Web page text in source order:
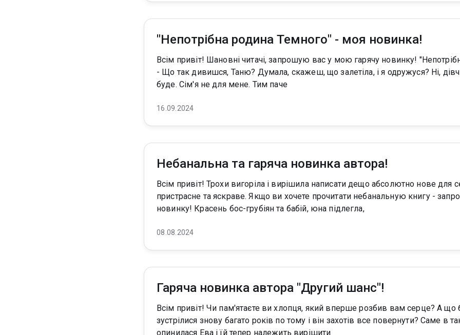
"Непотрібна родина Темного" - моя новинка!
Всім привіт! Шановні читачі, запрошую вас у мою гарячу новинку! "Непотрібна родина Темного"
- Що так дивишся, Таню? Думала, скажеш, що залетіла, і я одружуся? Ні,
буде. Сім'я не для мене. Тим паче
16.09.2024
Небанальна та гаряча новинка автора!
Всім привіт! Трохи вигоріла і вирішила написати дещо абсолютно нове для себе! Нове,
пристрасне та яскраве. Якщо ви хочете прочитати небанальную книгу - запрошую в мою
новинку! Красень бос-грубіян та бабій, юна підлегла,
08.08.2024
Гаряча новинка автора "Другий шанс"!
Всім привіт! Чи пам'ятаєте ви хлопця, який вперше розбив вам серце? А що було б якби ви
зустрілися знову багато років по тому і він захотів все повернути? Саме в такій ситуації і
опинилася Ева і їй тепер належить вирішити